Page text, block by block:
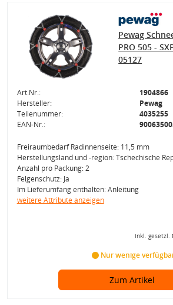
Pewag
PRO 505 -
05127
Art.Nr.:
1904866
Hersteller:
Pewag
Teilenummer:
4035255
EAN-Nr.:
Freiraumbedarf Radinnenseite: 11,5 mm
Herstellungsland und -region: Tschechische
Anzahl pro Packung: 2
Felgenschutz: Ja
Im Lieferumfang enthalten: Anleitung
weitere Attribute anzeigen
inkl. gesetzl.
Nur wenige
Zum Artikel